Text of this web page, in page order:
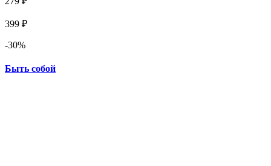
399 ₽
-30%
Быть собой